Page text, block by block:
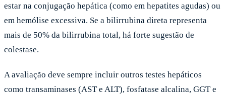
estar na conjugação hepática (como em hepatites agudas) ou
em hemólise excessiva. Se a bilirrubina direta representa
mais de 50% da bilirrubina total, há forte sugestão de
colestase.
A avaliação deve sempre incluir outros testes hepáticos
como transaminases (AST e ALT), fosfatase alcalina, GGT e